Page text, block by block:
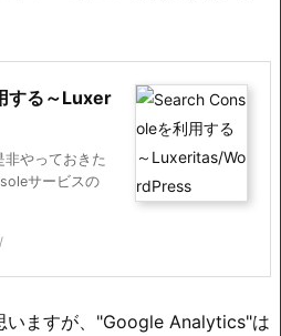
する～Luxer
非やっておきた
サービスの
いますが、"Google Analytics"は